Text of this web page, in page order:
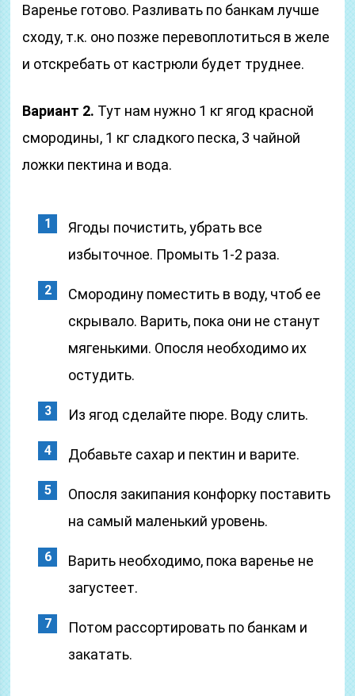
Варенье готово. Разливать по банкам лучше
сходу, т.к. оно позже перевоплотиться в желе
и отскребать от кастрюли будет труднее.
Вариант 2. Тут нам нужно 1 кг ягод красной
смородины, 1 кг сладкого песка, 3 чайной
ложки пектина и вода.
Ягоды почистить, убрать все
избыточное. Промыть 1-2 раза.
Смородину поместить в воду, чтоб ее
скрывало. Варить, пока они не станут
мягенькими. Опосля необходимо их
остудить.
Из ягод сделайте пюре. Воду слить.
Добавьте сахар и пектин и варите.
Опосля закипания конфорку поставить
на самый маленький уровень.
Варить необходимо, пока варенье не
загустеет.
Потом рассортировать по банкам и
закатать.